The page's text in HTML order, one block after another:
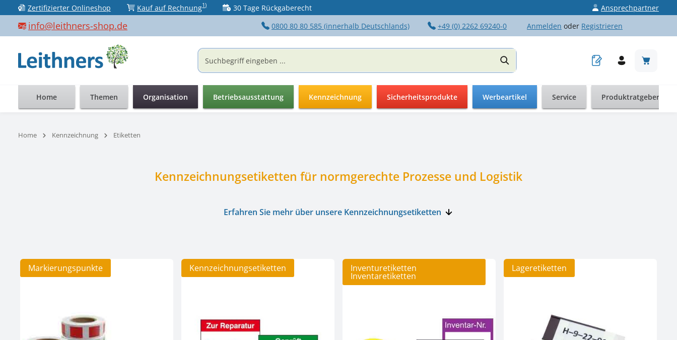
Hauptinhalt springen
Zur Suche springen
Zur Hauptnavigation springen
Zertifizierter Onlineshop Kauf auf Rechnung1) 30 Tage Rückgaberecht Ansprechpartner
info@leithners-shop.de 0800 80 80 585 (innerhalb Deutschlands) +49 (0) 2262 69240-0 Anmelden oder Registrieren
Home Themen Organisation Betriebsausstattung Kennzeichnung Sicherheitsprodukte Werbeartikel Service Produktratgeber
Home Kennzeichnung Etiketten
Kennzeichnungsetiketten für normgerechte Prozesse und Logistik
Erfahren Sie mehr über unsere Kennzeichnungsetiketten
Kategoriegalerie überspringen
Markierungspunkte Kennzeichnungsetiketten Inventuretiketten
Inventaretiketten
Lageretiketten